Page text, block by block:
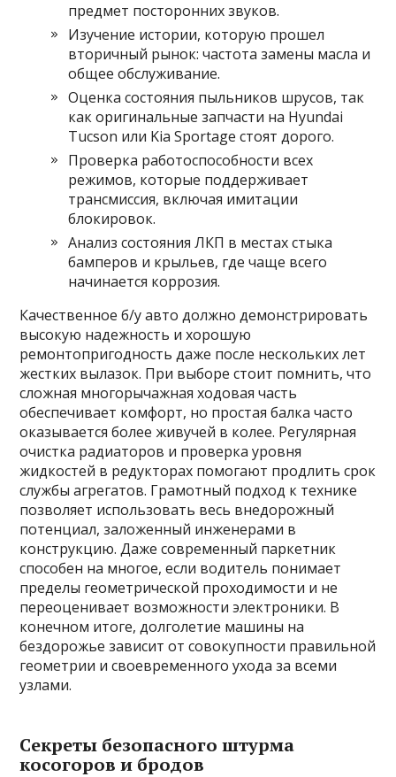
предмет посторонних звуков.
Изучение истории, которую прошел
вторичный рынок: частота замены масла и
общее обслуживание.
Оценка состояния пыльников шрусов, так
как оригинальные запчасти на Hyundai
Tucson или Kia Sportage стоят дорого.
Проверка работоспособности всех
режимов, которые поддерживает
трансмиссия, включая имитации
блокировок.
Анализ состояния ЛКП в местах стыка
бамперов и крыльев, где чаще всего
начинается коррозия.
Качественное б/у авто должно демонстрировать
высокую надежность и хорошую
ремонтопригодность даже после нескольких лет
жестких вылазок. При выборе стоит помнить, что
сложная многорычажная ходовая часть
обеспечивает комфорт, но простая балка часто
оказывается более живучей в колее. Регулярная
очистка радиаторов и проверка уровня
жидкостей в редукторах помогают продлить срок
службы агрегатов. Грамотный подход к технике
позволяет использовать весь внедорожный
потенциал, заложенный инженерами в
конструкцию. Даже современный паркетник
способен на многое, если водитель понимает
пределы геометрической проходимости и не
переоценивает возможности электроники. В
конечном итоге, долголетие машины на
бездорожье зависит от совокупности правильной
геометрии и своевременного ухода за всеми
узлами.
Секреты безопасного штурма
косогоров и бродов